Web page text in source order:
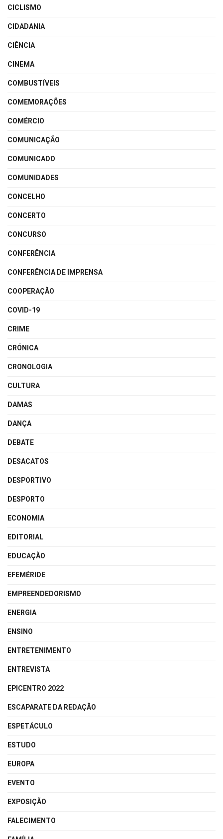
CICLISMO
CIDADANIA
CIÊNCIA
CINEMA
COMBUSTÍVEIS
COMEMORAÇÕES
COMÉRCIO
COMUNICAÇÃO
COMUNICADO
COMUNIDADES
CONCELHO
CONCERTO
CONCURSO
CONFERÊNCIA
CONFERÊNCIA DE IMPRENSA
COOPERAÇÃO
COVID-19
CRIME
CRÓNICA
CRONOLOGIA
CULTURA
DAMAS
DANÇA
DEBATE
DESACATOS
DESPORTIVO
DESPORTO
ECONOMIA
EDITORIAL
EDUCAÇÃO
EFEMÉRIDE
EMPREENDEDORISMO
ENERGIA
ENSINO
ENTRETENIMENTO
ENTREVISTA
EPICENTRO 2022
ESCAPARATE DA REDAÇÃO
ESPETÁCULO
ESTUDO
EUROPA
EVENTO
EXPOSIÇÃO
FALECIMENTO